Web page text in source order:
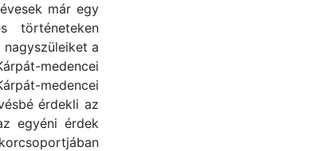
már egy
történeteken
a
medencei
medencei
érdekli az
egyéni érdek